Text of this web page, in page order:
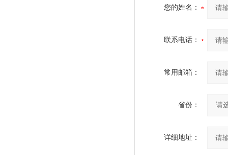
您的姓名：
联系电话：
常用邮箱：
省份：
详细地址：